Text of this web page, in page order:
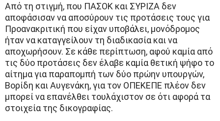
Από τη στιγμή, που ΠΑΣΟΚ και ΣΥΡΙΖΑ δεν
αποφάσισαν να αποσύρουν τις προτάσεις τους για
Προανακριτική που είχαν υποβάλει, μονόδρομος
ήταν να καταγγείλουν τη διαδικασία και να
αποχωρήσουν. Σε κάθε περίπτωση, αφού καμία από
τις δύο προτάσεις δεν έλαβε καμία θετική ψήφο το
αίτημα για παραπομπή των δύο πρώην υπουργών,
Βορίδη και Αυγενάκη, για τον ΟΠΕΚΕΠΕ πλέον δεν
μπορεί να επανέλθει τουλάχιστον σε ότι αφορά τα
στοιχεία της δικογραφίας.